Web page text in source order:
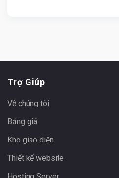
Trợ Giúp
Về chúng tôi
Bảng giá
Kho giao diện
Thiết kế website
Hosting Server